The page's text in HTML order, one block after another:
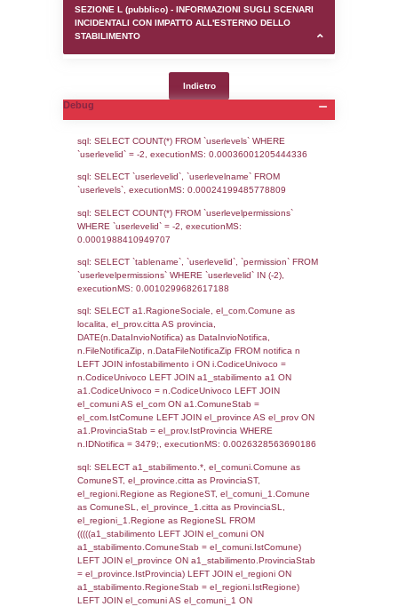
SEZIONE D (pubblico) - INFORMAZIONI
CONTROLLO A CUI è SOGGETTO LO
DELL'AMBIENTE/TERRITORIO
STABILIMENTO
SEZIONE H (pubblico) - DESCRIZIONE
STABILIMENTO E RIEPILOGO SOSTANZE
DI CUI ALL'ALLEGATO 1 DEL DECRETO
DELLA DIRETTIVA 2012/18/UE
SEZIONE L (pubblico) - INFORMAZIONI
INCIDENTALI CON IMPATTO
STABILIMENTO
Indietro
Debug